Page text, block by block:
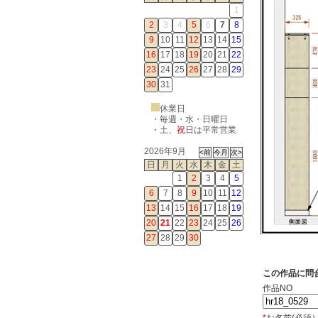
1
2
3 4 5 6 7
8
9
10 11 12 13 14 15
16 17 18 19 20 21 22
23 24 25 26 27 28 29
30 31
休業日
・毎週・水・日曜日
・ 土、 祝日は平常営業
2026年9月
日
月 火 水 木 金
土
1
2 3 4
5
6
7 8 9 10 11 12
13 14 15 16 17 18 19
20 21 22 23 24 25 26
27 28 29 30
この作品に問
作品NO